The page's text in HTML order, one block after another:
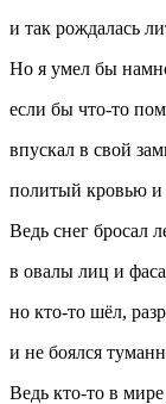
и так рождалась
Но я умел бы
если бы что-то
впускал в свой
политый кровью
Ведь снег бросал
в овалы лиц и
но кто-то шёл,
и не боялся
Ведь кто-то в